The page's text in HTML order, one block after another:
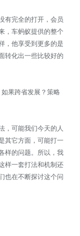
有完全的打开，会员
，车蚂蚁提供的整个
，他享受到更多的是
转化出一些比较好的
果跨省发展？策略
，可能我们今天的人
其它方面，可能打一
样的问题。所以，我
样一套打法和机制还
也在不断探讨这个问